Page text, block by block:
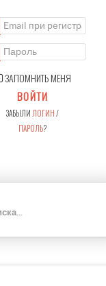
Email при регистрации
Пароль
ЗАПОМНИТЬ МЕНЯ
ВОЙТИ
ЗАБЫЛИ ЛОГИН/
ПАРОЛЬ?
К